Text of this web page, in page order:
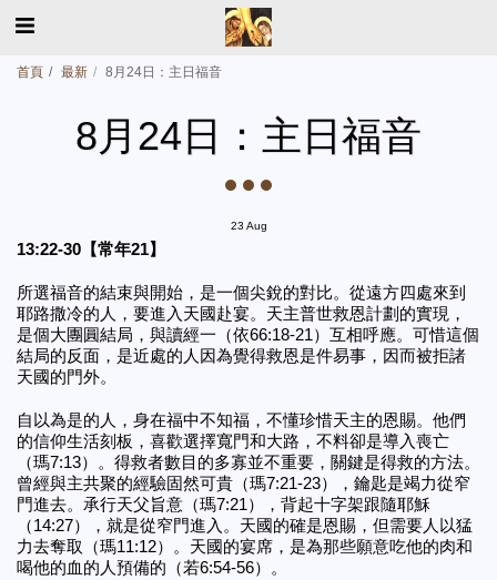
首頁 最新 8月24日：主日福音
8月24日：主日福音
23 Aug
13:22-30【常年21】
所選福音的結束與開始，是一個尖銳的對比。從遠方四處來到
耶路撒冷的人，要進入天國赴宴。天主普世救恩計劃的實現，
是個大團圓結局，與讀經一（依66:18-21）互相呼應。可惜這個
結局的反面，是近處的人因為覺得救恩是件易事，因而被拒諸
天國的門外。
自以為是的人，身在福中不知福，不懂珍惜天主的恩賜。他們
的信仰生活刻板，喜歡選擇寬門和大路，不料卻是導入喪亡
（瑪7:13）。得救者數目的多寡並不重要，關鍵是得救的方法。
曾經與主共聚的經驗固然可貴（瑪7:21-23），鑰匙是竭力從窄
門進去。承行天父旨意（瑪7:21），背起十字架跟隨耶穌
（14:27），就是從窄門進入。天國的確是恩賜，但需要人以猛
力去奪取（瑪11:12）。天國的宴席，是為那些願意吃他的肉和
喝他的血的人預備的（若6:54-56）。